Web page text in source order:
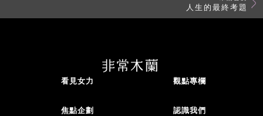
人生的最終考題
看見女力 觀點專欄
焦點企劃 認識我們